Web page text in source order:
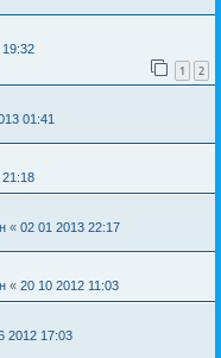
19:32
1 2
01:41
21:18
« 02 01 2013 22:17
« 20 10 2012 11:03
2012 17:03